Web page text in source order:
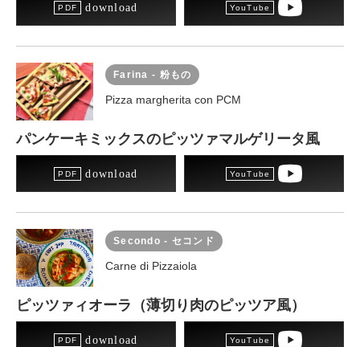
download
Farina - 粉もの
Pizza margherita con PCM
パンケーキミックスのピッツァマルゲリータ風
download
Secondo - セコンド
Carne di Pizzaiola
ピッツァィオーラ（薄切り肉のピッツア風）
download